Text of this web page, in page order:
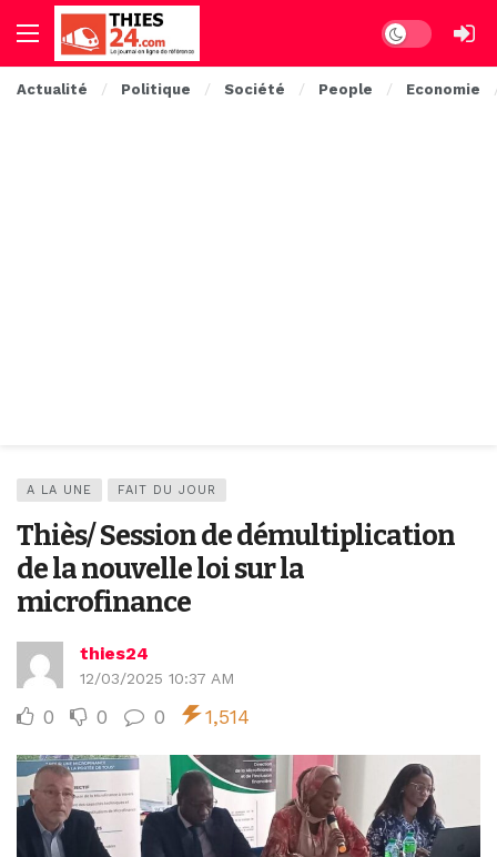
Dark mode
Actualité Politique Société People Economie
A LA UNE FAIT DU JOUR
Thiès/ Session de démultiplication
de la nouvelle loi sur la
microfinance
thies24
12/03/2025 10:37 AM
0 0 0 1,514